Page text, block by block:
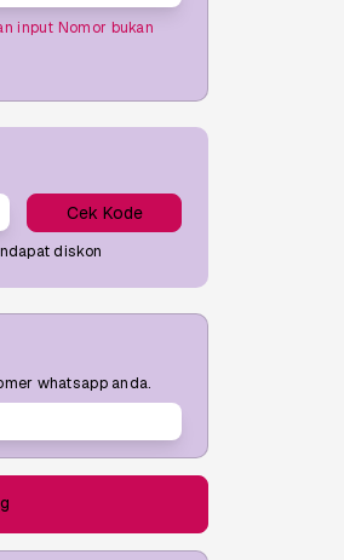
input Nomor bukan
Cek Kode
diskon
whatsapp anda.